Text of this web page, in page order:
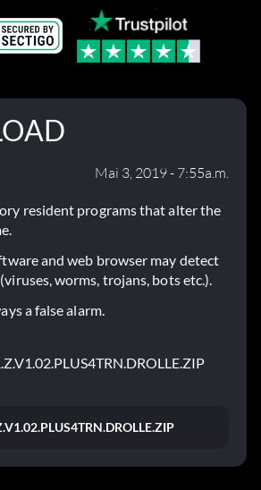
Mai 3, 2019 - 7:55a.m.
resident programs that alter the
and web browser may detect
worms, trojans, bots etc.).
a false alarm.